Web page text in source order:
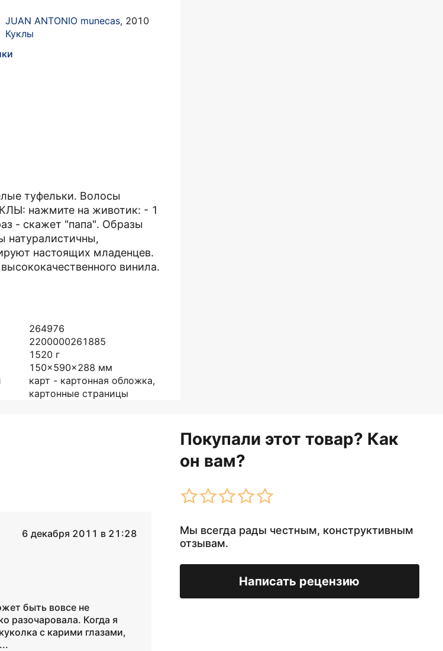
JUAN ANTONIO munecas, 2010
Куклы
туфельки. Волосы
нажмите на животик: - 1
- скажет "папа". Образы
натуралистичны,
настоящих младенцев.
винила.
264976
2200000261885
1520 г
150x590x288 мм
карт - картонная обложка,
картонные страницы
Покупали этот товар? Как
он вам?
Мы всегда рады честным, конструктивным
отзывам.
Написать рецензию
6 декабря 2011 в 21:28
быть вовсе не
разочаровала. Когда я
с карими глазами,